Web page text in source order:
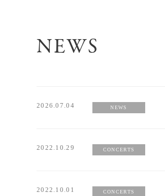
NEWS
2026.07.04 NEWS
2022.10.29 CONCERTS
2022.10.01 CONCERTS